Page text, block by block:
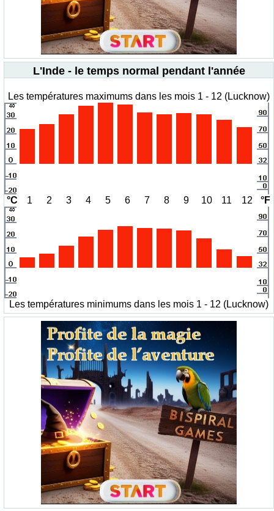
L'Inde - le temps normal pendant l'année
Les températures maximums dans les mois 1 - 12 (Lucknow)
°C 1 2 3 4 5 6 7 8 9 10 11 12 °F
Les températures minimums dans les mois 1 - 12 (Lucknow)